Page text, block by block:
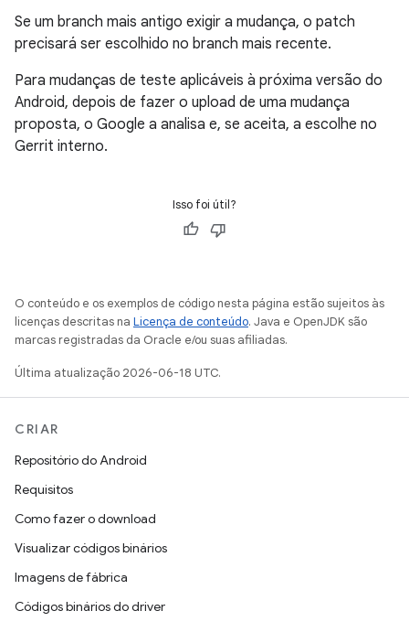
Se um branch mais antigo exigir a mudança, o patch
precisará ser escolhido no branch mais recente.
Para mudanças de teste aplicáveis à próxima versão do
Android, depois de fazer o upload de uma mudança
proposta, o Google a analisa e, se aceita, a escolhe no
Gerrit interno.
Isso foi útil?
O conteúdo e os exemplos de código nesta página estão sujeitos às
licenças descritas na Licença de conteúdo. Java e OpenJDK são
marcas registradas da Oracle e/ou suas afiliadas.
Última atualização 2026-06-18 UTC.
CRIAR
Repositório do Android
Requisitos
Como fazer o download
Visualizar códigos binários
Imagens de fábrica
Códigos binários do driver